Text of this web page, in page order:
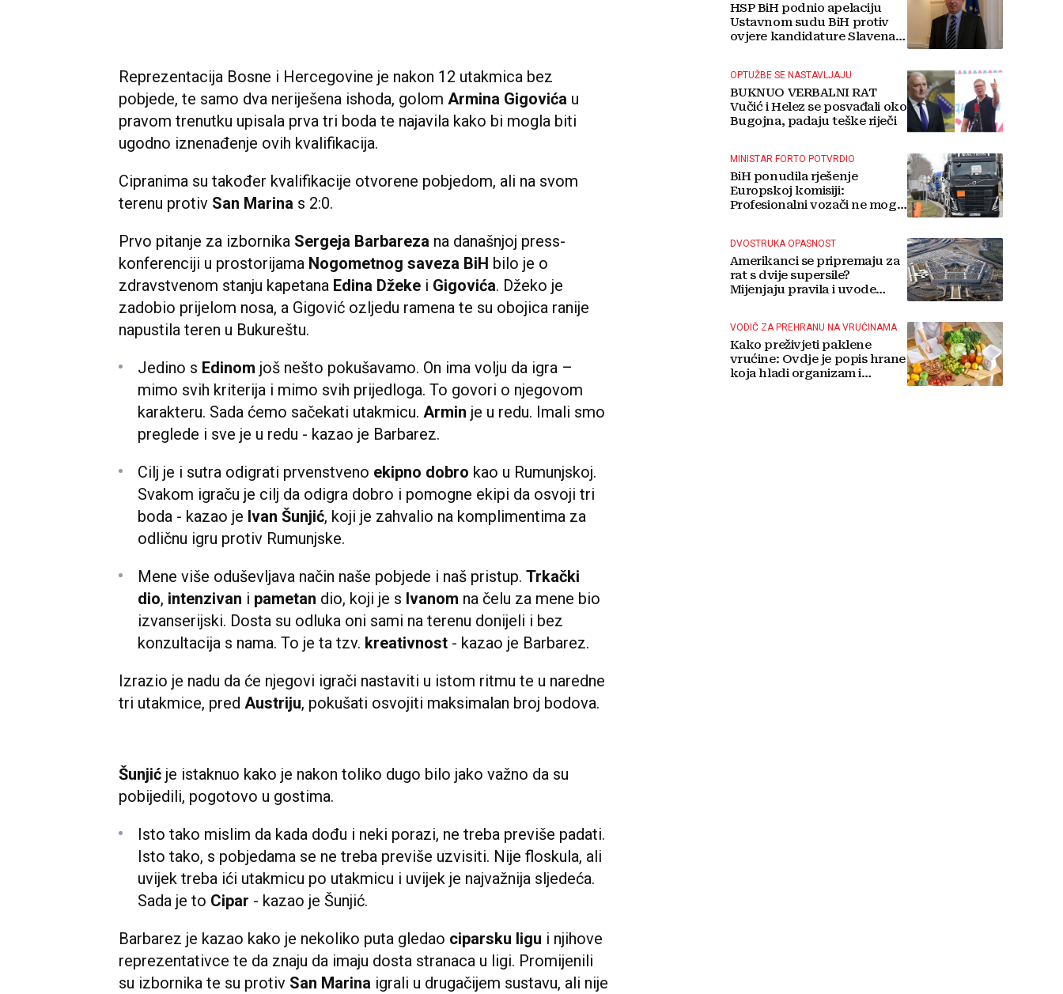
Reprezentacija Bosne i Hercegovine je nakon 12 utakmica bez
pobjede, te samo dva neriješena ishoda, golom Armina Gigovića u
pravom trenutku upisala prva tri boda te najavila kako bi mogla biti
ugodno iznenađenje ovih kvalifikacija.
Cipranima su također kvalifikacije otvorene pobjedom, ali na svom
terenu protiv San Marina s 2:0.
Prvo pitanje za izbornika Sergeja Barbareza na današnjoj press-
konferenciji u prostorijama Nogometnog saveza BiH bilo je o
zdravstvenom stanju kapetana Edina Džeke i Gigovića. Džeko je
zadobio prijelom nosa, a Gigović ozljedu ramena te su obojica ranije
napustila teren u Bukureštu.
Jedino s Edinom još nešto pokušavamo. On ima volju da igra –
mimo svih kriterija i mimo svih prijedloga. To govori o njegovom
karakteru. Sada ćemo sačekati utakmicu. Armin je u redu. Imali smo
preglede i sve je u redu - kazao je Barbarez.
Cilj je i sutra odigrati prvenstveno ekipno dobro kao u Rumunjskoj.
Svakom igraču je cilj da odigra dobro i pomogne ekipi da osvoji tri
boda - kazao je Ivan Šunjić, koji je zahvalio na komplimentima za
odličnu igru protiv Rumunjske.
Mene više oduševljava način naše pobjede i naš pristup. Trkački
dio, intenzivan i pametan dio, koji je s Ivanom na čelu za mene bio
izvanserijski. Dosta su odluka oni sami na terenu donijeli i bez
konzultacija s nama. To je ta tzv. kreativnost - kazao je Barbarez.
Izrazio je nadu da će njegovi igrači nastaviti u istom ritmu te u naredne
tri utakmice, pred Austriju, pokušati osvojiti maksimalan broj bodova.
Šunjić je istaknuo kako je nakon toliko dugo bilo jako važno da su
pobijedili, pogotovo u gostima.
Isto tako mislim da kada dođu i neki porazi, ne treba previše padati.
Isto tako, s pobjedama se ne treba previše uzvisiti. Nije floskula, ali
uvijek treba ići utakmicu po utakmicu i uvijek je najvažnija sljedeća.
Sada je to Cipar - kazao je Šunjić.
Barbarez je kazao kako je nekoliko puta gledao ciparsku ligu i njihove
reprezentativce te da znaju da imaju dosta stranaca u ligi. Promijenili
su izbornika te su protiv San Marina igrali u drugačijem sustavu, ali nije
HSP BiH podnio apelaciju
Ustavnom sudu BiH protiv
ovjere kandidature Slavena
OPTUŽBE SE NASTAVLJAJU
BUKNUO VERBALNI RAT
Vučić i Helez se posvađali oko
Bugojna, padaju teške riječi
MINISTAR FORTO POTVRDIO
BiH ponudila rješenje
Europskoj komisiji:
Profesionalni vozači ne mogu
DVOSTRUKA OPASNOST
Amerikanci se pripremaju za
rat s dvije supersile?
Mijenjaju pravila i uvode
VODIČ ZA PREHRANU NA VRUĆINAMA
Kako preživjeti paklene
vrućine: Ovdje je popis hrane
koja hladi organizam i